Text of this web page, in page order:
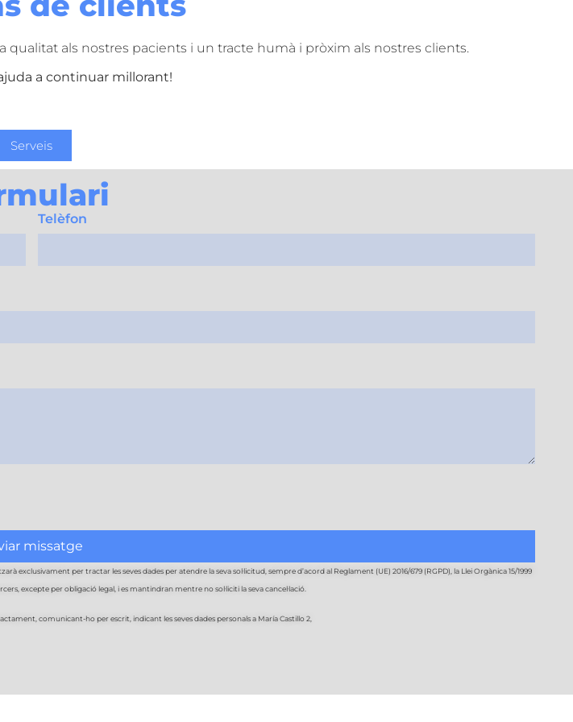
qualitat als nostres pacients i un tracte humà i pròxim als nostres clients.
a continuar millorant!
Serveis
Telèfon
missatge
per tractar les seves dades per atendre la seva sol·licitud, sempre d’acord al Reglament (UE) 2016/679 (RGPD), la Llei Orgànica 15/1999
excepte per obligació legal, i es mantindran mentre no sol·liciti la seva cancel·lació.
comunicant-ho per escrit, indicant les seves dades personals a María Castillo 2,